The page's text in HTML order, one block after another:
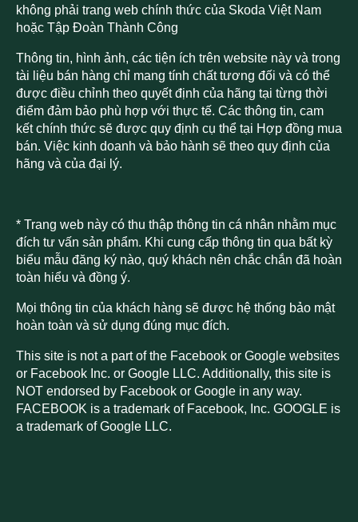
không phải trang web chính thức của Skoda Việt Nam
hoặc Tập Đoàn Thành Công
Thông tin, hình ảnh, các tiện ích trên website này và trong
tài liệu bán hàng chỉ mang tính chất tương đối và có thể
được điều chỉnh theo quyết định của hãng tại từng thời
điểm đảm bảo phù hợp với thực tế. Các thông tin, cam
kết chính thức sẽ được quy định cụ thể tại Hợp đồng mua
bán. Việc kinh doanh và bảo hành sẽ theo quy định của
hãng và của đại lý.
* Trang web này có thu thập thông tin cá nhân nhằm mục
đích tư vấn sản phẩm. Khi cung cấp thông tin qua bất kỳ
biểu mẫu đăng ký nào, quý khách nên chắc chắn đã hoàn
toàn hiểu và đồng ý.
Mọi thông tin của khách hàng sẽ được hệ thống bảo mật
hoàn toàn và sử dụng đúng mục đích.
This site is not a part of the Facebook or Google websites
or Facebook Inc. or Google LLC. Additionally, this site is
NOT endorsed by Facebook or Google in any way.
FACEBOOK is a trademark of Facebook, Inc. GOOGLE is
a trademark of Google LLC.